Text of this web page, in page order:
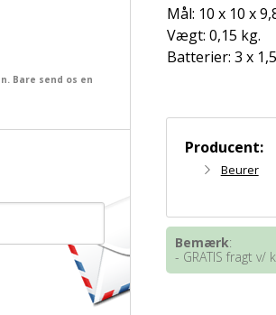
Mål: 10 x 10 x
Vægt: 0,15 kg.
Batterier: 3 x
Producent:
Beurer
Bemærk:
- GRATIS fragt v/
Bare send os en